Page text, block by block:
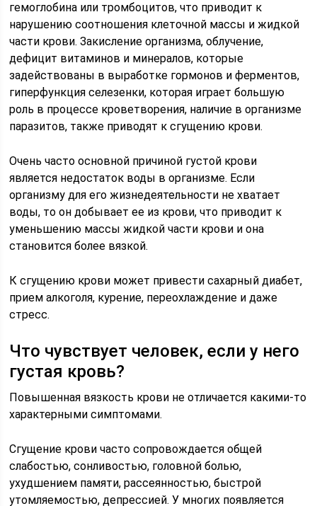
гемоглобина или тромбоцитов, что приводит к
нарушению соотношения клеточной массы и жидкой
части крови. Закисление организма, облучение,
дефицит витаминов и минералов, которые
задействованы в выработке гормонов и ферментов,
гиперфункция селезенки, которая играет большую
роль в процессе кроветворения, наличие в организме
паразитов, также приводят к сгущению крови.
Очень часто основной причиной густой крови
является недостаток воды в организме. Если
организму для его жизнедеятельности не хватает
воды, то он добывает ее из крови, что приводит к
уменьшению массы жидкой части крови и она
становится более вязкой.
К сгущению крови может привести сахарный диабет,
прием алкоголя, курение, переохлаждение и даже
стресс.
Что чувствует человек, если у него
густая кровь?
Повышенная вязкость крови не отличается какими-то
характерными симптомами.
Сгущение крови часто сопровождается общей
слабостью, сонливостью, головной болью,
ухудшением памяти, рассеянностью, быстрой
утомляемостью, депрессией. У многих появляется